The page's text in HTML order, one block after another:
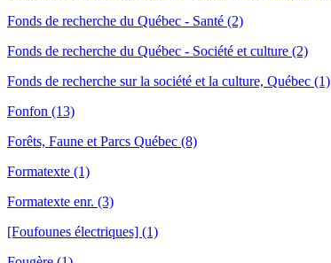
Fonds de recherche du Québec - Santé (2)
Fonds de recherche du Québec - Société et culture (2)
Fonds de recherche sur la société et la culture, Québec (1)
Fonfon (13)
Forêts, Faune et Parcs Québec (8)
Formatexte (1)
Formatexte enr. (3)
[Foufounes électriques] (1)